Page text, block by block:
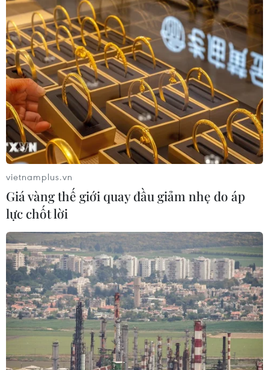
các sản phẩm tại thị trường Trung Quốc
16/01/2024 09:37
Là một phần của chương trình khuyến mại dịp Tết
Nguyên đán, trang web chính thức của Apple tại Trung
Quốc đang niêm yết mức giảm giá lên tới 500 nhân
dân tệ (70 USD) cho dòng iPhone mới nhất.
Microsoft thách thức vị thế công ty có giá
trị lớn nhất thế giới của Apple
11/01/2024 06:12
vietnamplus.vn
Giá vàng thế giới quay đầu giảm nhẹ do áp
lực chốt lời